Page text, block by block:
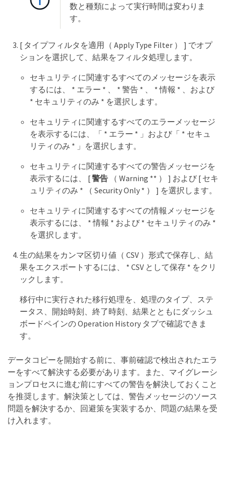
数と種類によって実行時間は変わりま
す。
[ タイプフィルタを適用（ Apply Type Filter ） ] でオプ
ションを選択して、結果をフィルタ処理します。
セキュリティに関連するすべてのメッセージを表示
するには、 * エラー * 、 * 警告 * 、 * 情報 * 、および
* セキュリティのみ * を選択します。
セキュリティに関連するすべてのエラーメッセージ
を表示するには、「 * エラー * 」および「 * セキュ
リティのみ * 」を選択します。
セキュリティに関連するすべての警告メッセージを
表示するには、 [警告
（ Warning ** ） ] および [ セキ
ュリティのみ * （ Security Only * ） ] を選択します。
セキュリティに関連するすべての情報メッセージを
表示するには、 * 情報 * および * セキュリティのみ *
を選択します。
生の結果をカンマ区切り値（ CSV ）形式で保存し、結
果をエクスポートするには、 * CSV として保存 * をクリ
ックします。
移行中に実行された移行処理を、処理のタイプ、ステ
ータス、開始時刻、終了時刻、結果とともにダッシュ
ボードペインの Operation History タブで確認できま
す。
データコピーを開始する前に、事前確認で検出されたエラ
ーをすべて解決する必要があります。また、マイグレーシ
ョンプロセスに進む前にすべての警告を解決しておくこと
を推奨します。解決策としては、警告メッセージのソース
問題を解決するか、回避策を実装するか、問題の結果を受
け入れます。